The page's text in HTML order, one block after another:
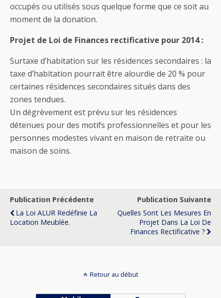
occupés ou utilisés sous quelque forme que ce soit au
moment de la donation.
Projet de Loi de Finances rectificative pour 2014 :
Surtaxe d’habitation sur les résidences secondaires : la
taxe d’habitation pourrait être alourdie de 20 % pour
certaines résidences secondaires situés dans des
zones tendues.
Un dégrèvement est prévu sur les résidences
détenues pour des motifs professionnelles et pour les
personnes modestes vivant en maison de retraite ou
maison de soins.
Publication Précédente
La Loi ALUR Redéfinie La
Location Meublée.
Publication Suivante
Quelles Sont Les Mesures En
Projet Dans La Loi De
Finances Rectificative ?
Retour au début